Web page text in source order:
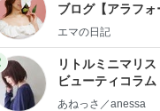
ブログ【アラフォ
社売却セカンドラ
エマの日記
リトルミニマリス
ビューティコラ
little
あねっさ／anessa